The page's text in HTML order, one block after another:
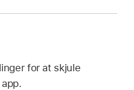
for at skjule